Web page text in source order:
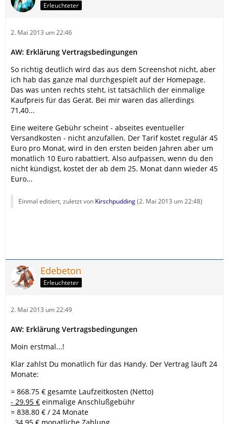
Erleuchteter
2. Mai 2013 um 22:46
AW: Erklärung Vertragsbedingungen
So richtig deutlich wird das aus dem Screenshot nicht, aber
ich hab das ganze mal durchgespielt auf der Homepage.
Das was unten rechts steht, ist tatsächlich der einmalige
Kaufpreis für das Gerät. Bei mir waren das allerdings
71,40...
Eine weitere Gebühr scheint - abseites eventueller
Versandkosten - nicht anzufallen. Der Tarif kostet regulär 45
Euro pro Monat, wird in den ersten beiden Jahren aber um
monatlich 10 Euro rabattiert. Also aufpassen, wenn du den
nicht kündigst, kostet der ab dem 25. Monat dann wieder 45
Euro...
Einmal editiert, zuletzt von Kirschpudding(2. Mai 2013 um 22:48)
Edebeton
Erleuchteter
2. Mai 2013 um 22:49
AW: Erklärung Vertragsbedingungen
Moin erstmal...!
Klar zahlst Du monatlich für das Handy. Der Vertrag läuft 24
Monate:
= 868.75 € gesamte Laufzeitkosten (Netto)
- 29.95 € einmalige Anschlußgebühr
= 838.80 € / 24 Monate